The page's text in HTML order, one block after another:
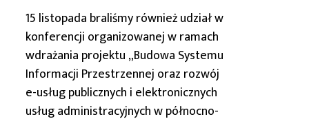
15 listopada braliśmy również udział w
konferencji organizowanej w ramach
wdrażania projektu „Budowa Systemu
Informacji Przestrzennej oraz rozwój
e-usług publicznych i elektronicznych
usług administracyjnych w północno-